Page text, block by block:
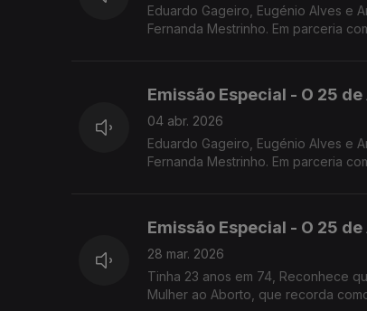
Eduardo Gageiro, Eugénio Alves e
Fernanda Mestrinho. Em parceria
Emissão Especial - O 25
04 abr. 2026
Eduardo Gageiro, Eugénio Alves e
Fernanda Mestrinho. Em parceria
Emissão Especial - O 25
28 mar. 2026
Tinha 23 anos em 74, Reconhece
Mulher ao Aborto, que recorda